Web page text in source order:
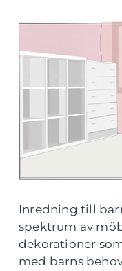
Inredning till
spektrum av
dekorationer
med barns